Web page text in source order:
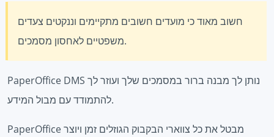
חשוב מאוד כי מועדים חשובים מתקיימים וננקטים צעדים
משפטיים לאחסון מסמכים.
PaperOffice DMS נותן לך מבנה ברור במסמכים שלך ועוזר לך
להתמודד עם מבול המידע.
PaperOffice מבטל את כל צווארי הבקבוק הגוזלים זמן ויוצר